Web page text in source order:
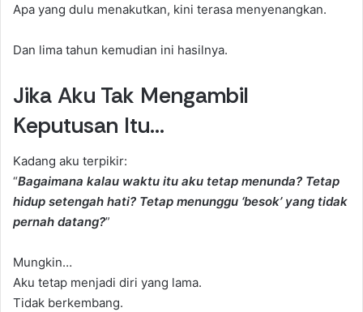
Apa yang dulu menakutkan, kini terasa menyenangkan.
Dan lima tahun kemudian ini hasilnya.
Jika Aku Tak Mengambil
Keputusan Itu…
Kadang aku terpikir:
“Bagaimana kalau waktu itu aku tetap menunda? Tetap
hidup setengah hati? Tetap menunggu ‘besok’ yang tidak
pernah datang?”
Mungkin…
Aku tetap menjadi diri yang lama.
Tidak berkembang.